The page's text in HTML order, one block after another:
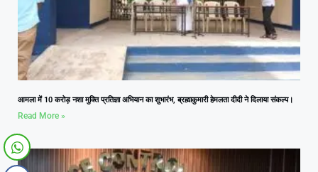
आमला में 10 करोड़ नशा मुक्ति प्रतिज्ञा अभियान का शुभारंभ, ब्रह्माकुमारी हेमलता दीदी ने दिलाया संकल्प।
Read More »